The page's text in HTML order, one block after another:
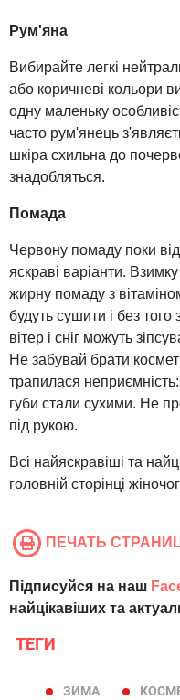
Рум'яна
Вибирайте легкі
або коричневі кольори
одну маленьку
часто рум'янець
шкіра схильна до
знадобляться.
Помада
Червону помаду поки
яскраві варіанти.
жирну помаду з
будуть сушити і без
вітер і сніг можуть
Не забувай брати
трапилася
губи стали сухими. Не
під рукою.
Всі найяскравіші та
головній сторінці
ПЕЧАТЬ
Підписуйся на наш
найцікавіших та
ТЕГИ
ЗИМА